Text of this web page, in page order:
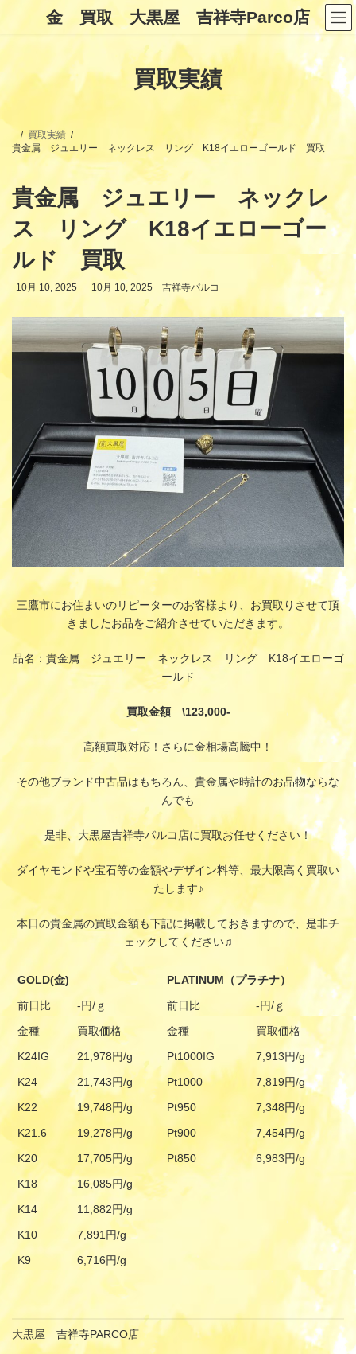
ン
キ
ッ
ー
に
移
金 買取 大黒屋 吉祥寺Parco店
買取実績
買取実績
貴金属 ジュエリー ネックレス リング K18イエローゴールド 買取
貴金属 ジュエリー ネックレ
ス リング K18イエローゴー
ルド 買取
10月 10, 2025
最
日
10月 10, 2025 吉祥寺パルコ
三鷹市にお住まいのリピーターのお客様より、お買取りさせて頂
きましたお品をご紹介させていただきます。
品名：貴金属 ジュエリー ネックレス リング K18イエローゴ
ールド
買取金額 \123,000-
高額買取対応！さらに金相場高騰中！
その他ブランド中古品はもちろん、貴金属や時計のお品物ならな
んでも
是非、大黒屋吉祥寺パルコ店に買取お任せください！
ダイヤモンドや宝石等の金額やデザイン料等、最大限高く買取い
たします♪
本日の貴金属の買取金額も下記に掲載しておきますので、是非チ
ェックしてください♫
GOLD(金)
PLATINUM（プラチナ）
前日比
-円/ｇ 前日比
-円/ｇ
金種
買取価格 金種
買取価格
K24IG
21,978円/g Pt1000IG
7,913円/g
K24
21,743円/g Pt1000
7,819円/g
K22
19,748円/g Pt950
7,348円/g
K21.6
19,278円/g Pt900
7,454円/g
K20
17,705円/g Pt850
6,983円/g
K18
16,085円/g
K14
11,882円/g
K10
7,891円/g
K9
6,716円/g
大黒屋 吉祥寺PARCO店